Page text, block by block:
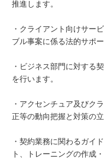
推進します。
・クライアント向けサー
ブル事案に係る法的サポ
・ビジネス部門に対する
を行います。
・アクセンチュア及びク
正等の動向把握と対策の
・契約業務に関わるガイ
ト、トレーニングの作成